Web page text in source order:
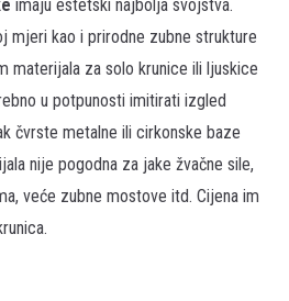
imaju estetski najbolja svojstva.
mjeri kao i prirodne zubne strukture
materijala za solo krunice ili ljuskice
u potpunosti imitirati izgled
čvrste metalne ili cirkonske baze
nije pogodna za jake žvačne sile,
veće zubne mostove itd. Cijena im